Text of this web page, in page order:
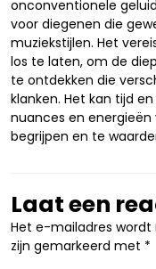
onconventionele
voor diegenen die
muziekstijlen. Het
los te laten, om de
te ontdekken die
klanken. Het kan tijd
nuances en
begrijpen en te
Laat een
Het e-mailadres wordt
zijn gemarkeerd met *